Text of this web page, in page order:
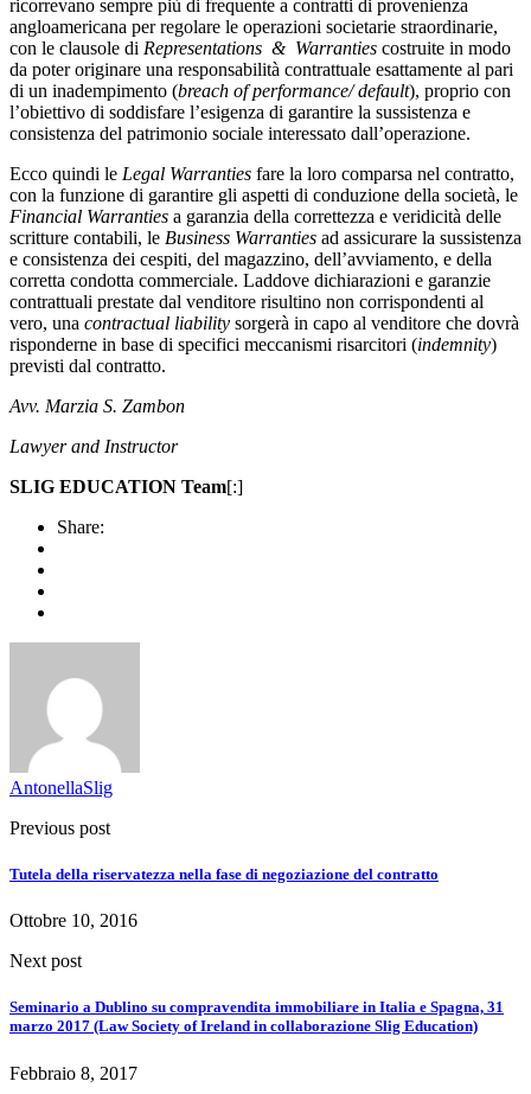
ricorrevano sempre più di frequente a contratti di provenienza
angloamericana per regolare le operazioni societarie straordinarie,
con le clausole di Representations & Warranties costruite in modo
da poter originare una responsabilità contrattuale esattamente al pari
di un inadempimento (breach of performance/ default), proprio con
l’obiettivo di soddisfare l’esigenza di garantire la sussistenza e
consistenza del patrimonio sociale interessato dall’operazione.
Ecco quindi le Legal Warranties fare la loro comparsa nel contratto,
con la funzione di garantire gli aspetti di conduzione della società, le
Financial Warranties a garanzia della correttezza e veridicità delle
scritture contabili, le Business Warranties ad assicurare la sussistenza
e consistenza dei cespiti, del magazzino, dell’avviamento, e della
corretta condotta commerciale. Laddove dichiarazioni e garanzie
contrattuali prestate dal venditore risultino non corrispondenti al
vero, una contractual liability sorgerà in capo al venditore che dovrà
risponderne in base di specifici meccanismi risarcitori (indemnity)
previsti dal contratto.
Avv. Marzia S. Zambon
Lawyer and Instructor
SLIG EDUCATION Team[:]
Share:
AntonellaSlig
Previous post
Tutela della riservatezza nella fase di negoziazione del contratto
Ottobre 10, 2016
Next post
Seminario a Dublino su compravendita immobiliare in Italia e Spagna, 31
marzo 2017 (Law Society of Ireland in collaborazione Slig Education)
Febbraio 8, 2017